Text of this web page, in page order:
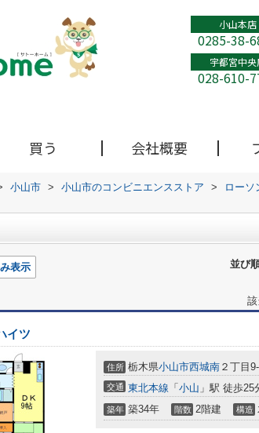
小山本店
0285-38-
宇都宮中央
028-610-
買う 会社概要
小山市 > 小山市のコンビニエンスストア > ローソ
並び
表示
イツ
住所 栃木県小山市西城南 ２丁目
交通 東北本線 「 小山 」駅 徒歩25
築年 築34年 階数 2階建 構造